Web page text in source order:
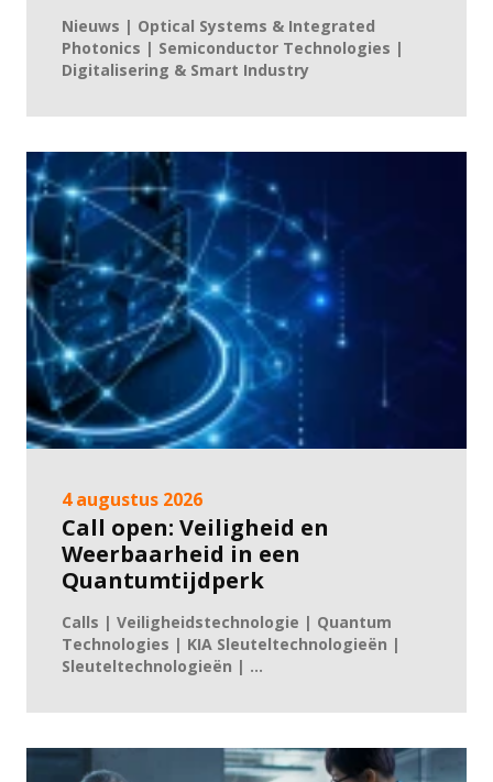
Nieuws | Optical Systems & Integrated
Photonics | Semiconductor Technologies |
Digitalisering & Smart Industry
4 augustus 2026
Call open: Veiligheid en
Weerbaarheid in een
Quantumtijdperk
Calls | Veiligheidstechnologie | Quantum
Technologies | KIA Sleuteltechnologieën |
Sleuteltechnologieën | ...